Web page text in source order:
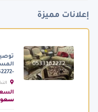
إعلانات مميزة
-0533162272-